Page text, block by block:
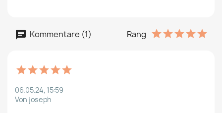
Kommentare (1) Rang
06.05.24, 15:59
Von joseph